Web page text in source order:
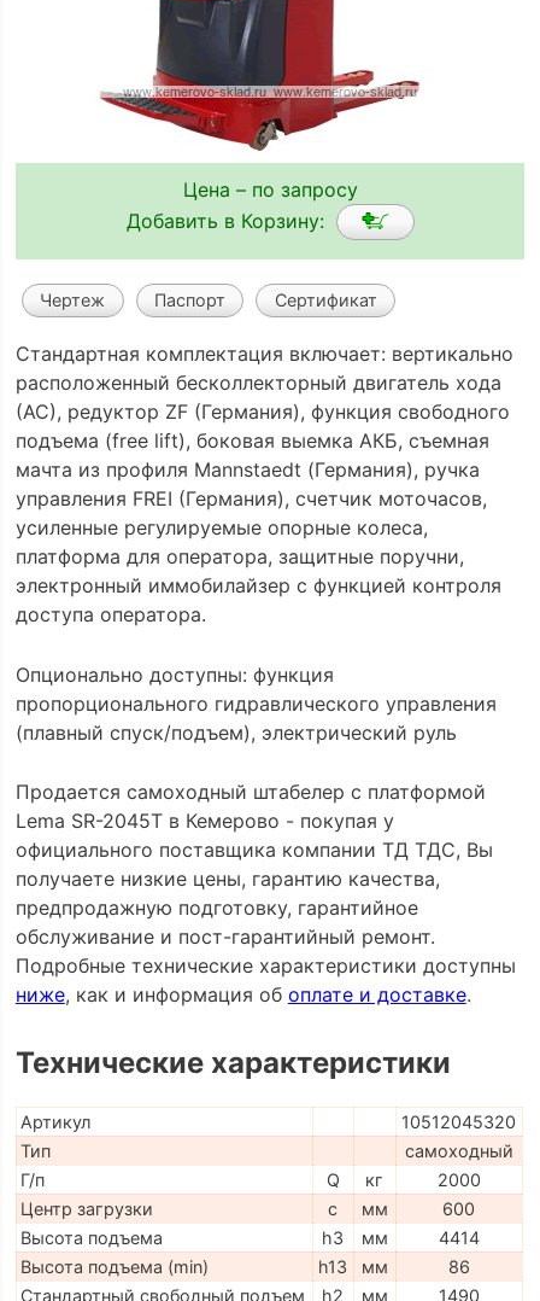
Цена – по запросу
Добавить в Корзину:
Чертеж Паспорт Сертификат
Стандартная комплектация включает: вертикально
расположенный бесколлекторный двигатель хода
(АС), редуктор ZF (Германия), функция свободного
подъема (free lift), боковая выемка АКБ, съемная
мачта из профиля Mannstaedt (Германия), ручка
управления FREI (Германия), счетчик моточасов,
усиленные регулируемые опорные колеса,
платформа для оператора, защитные поручни,
электронный иммобилайзер с функцией контроля
доступа оператора.
Опционально доступны: функция
пропорционального гидравлического управления
(плавный спуск/подъем), электрический руль
Продается самоходный штабелер с платформой
Lema SR-2045T в Кемерово - покупая у
официального поставщика компании ТД ТДС, Вы
получаете низкие цены, гарантию качества,
предпродажную подготовку, гарантийное
обслуживание и пост-гарантийный ремонт.
Подробные технические характеристики доступны
ниже, как и информация об оплате и доставке.
Технические характеристики
Артикул
10512045320
Тип
самоходный
Г/п
Q кг
2000
Центр загрузки
c мм
600
Высота подъема
h3 мм
4414
Высота подъема (min)
h13 мм
86
Стандартный свободный подъем
h2 мм 1490